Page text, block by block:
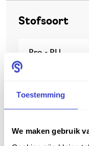
Toestemming
We maken gebruik
Stofsoort